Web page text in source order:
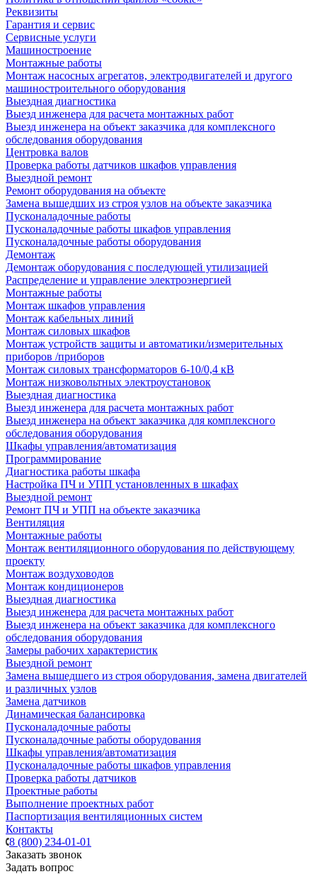
Реквизиты
Гарантия и сервис
Сервисные услуги
Машиностроение
Монтажные работы
Монтаж насосных агрегатов, электродвигателей и другого
машиностроительного оборудования
Выездная диагностика
Выезд инженера для расчета монтажных работ
Выезд инженера на объект заказчика для комплексного
обследования оборудования
Центровка валов
Проверка работы датчиков шкафов управления
Выездной ремонт
Ремонт оборудования на объекте
Замена вышедших из строя узлов на объекте заказчика
Пусконаладочные работы
Пусконаладочные работы шкафов управления
Пусконаладочные работы оборудования
Демонтаж
Демонтаж оборудования с последующей утилизацией
Распределение и управление электроэнергией
Монтажные работы
Монтаж шкафов управления
Монтаж кабельных линий
Монтаж силовых шкафов
Монтаж устройств защиты и автоматики/измерительных
приборов /приборов
Монтаж силовых трансформаторов 6-10/0,4 кВ
Монтаж низковольтных электроустановок
Выездная диагностика
Выезд инженера для расчета монтажных работ
Выезд инженера на объект заказчика для комплексного
обследования оборудования
Шкафы управления/автоматизация
Программирование
Диагностика работы шкафа
Настройка ПЧ и УПП установленных в шкафах
Выездной ремонт
Ремонт ПЧ и УПП на объекте заказчика
Вентиляция
Монтажные работы
Монтаж вентиляционного оборудования по действующему
проекту
Монтаж воздуховодов
Монтаж кондиционеров
Выездная диагностика
Выезд инженера для расчета монтажных работ
Выезд инженера на объект заказчика для комплексного
обследования оборудования
Замеры рабочих характеристик
Выездной ремонт
Замена вышедшего из строя оборудования, замена двигателей
и различных узлов
Замена датчиков
Динамическая балансировка
Пусконаладочные работы
Пусконаладочные работы оборудования
Шкафы управления/автоматизация
Пусконаладочные работы шкафов управления
Проверка работы датчиков
Проектные работы
Выполнение проектных работ
Паспортизация вентиляционных систем
Контакты
8 (800) 234-01-01
Заказать звонок
Задать вопрос